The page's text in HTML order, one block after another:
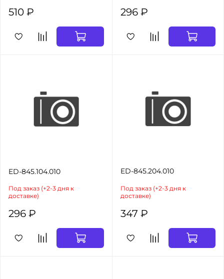
510 ₽ 296 ₽
ED-845.104.010
Под заказ (+2-3 дня к
доставке)
296 ₽
ED-845.204.010
Под заказ (+2-3 дня к
доставке)
347 ₽